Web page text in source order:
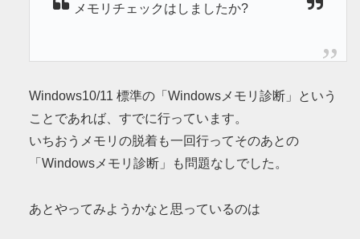
メモリチェックはしましたか?
Windows10/11 標準の「Windowsメモリ診断」という
ことであれば、すでに行っています。
いちおうメモリの脱着も一回行ってそのあとの
「Windowsメモリ診断」も問題なしでした。
あとやってみようかなと思っているのは